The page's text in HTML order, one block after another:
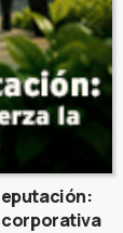
corporativa